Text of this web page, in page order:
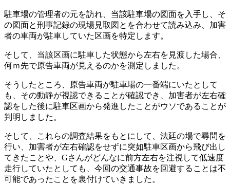
駐車場の管理者の元を訪れ、当該駐車場の図面を入手し、そ
の図面と刑事記録の現場見取図とを合わせて読み込み、加害
者の車両が駐車していた区画を特定します。
そして、当該区画に駐車した状態から左右を見渡した場合、
何ｍ先で原告車両が見えるのかを測定しました。
そうしたところ、原告車両が駐車場の一番端にいたとして
も、その動静が視認できることが確認でき、加害者が左右確
認をした後に駐車区画から発進したことがウソであることが
判明しました。
そして、これらの調査結果をもとにして、法廷の場で尋問を
行い、加害者が左右確認をせずに突如駐車区画から飛び出し
てきたことや、Gさんがどんなに前方左右を注視して低速度
走行していたとしても、今回の交通事故を回避することは不
可能であったことを裏付けていきました。